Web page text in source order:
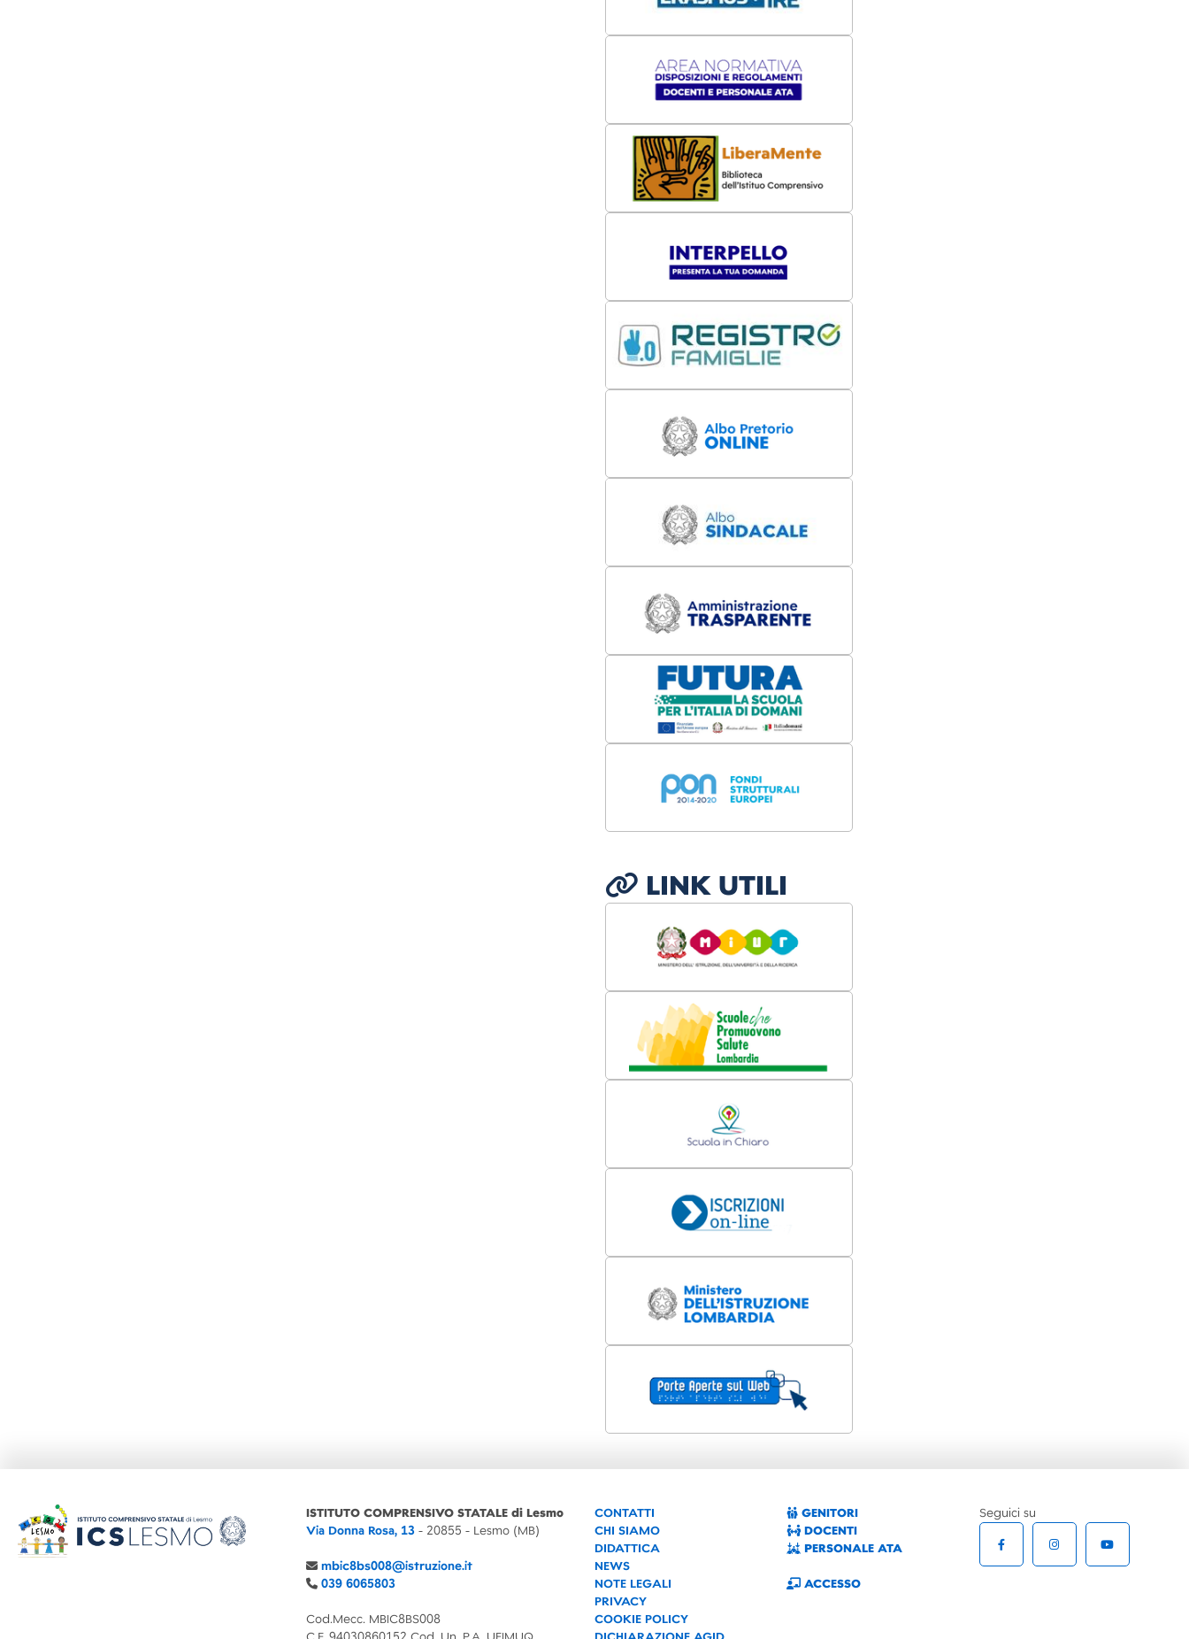
LINK UTILI
ISTITUTO COMPRENSIVO STATALE di Lesmo
Via Donna Rosa, 13 - 20855 - Lesmo (MB)
mbic8bs008@istruzione.it
039 6065803
Cod.Mecc. MBIC8BS008
CONTATTI
CHI SIAMO
DIDATTICA
NEWS
NOTE LEGALI
PRIVACY
COOKIE POLICY
GENITORI
DOCENTI
PERSONALE ATA
ACCESSO
Seguici su